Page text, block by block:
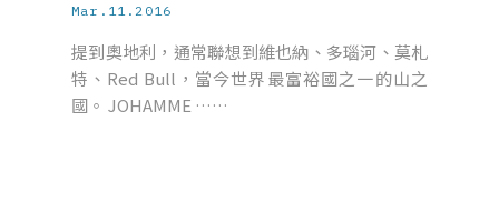
Mar.11.2016
提到奧地利，通常聯想到維也納、多瑙河、莫札
特、Red Bull，當今世界最富裕國之一的山之
國。 JOHAMME ……